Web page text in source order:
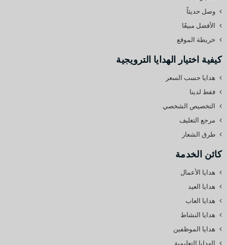
وصل حديثاً
الأفضل مبيعًا
خريطة الموقع
كيفية اختيار الهدايا الترويجية
هدايا حسب السعر
فقط لدينا
التخصيص الشخصي
مرجع التغليف
طرق الشعار
كائن الخدمة
هدايا الأعمال
هدايا العيد
هدايا العاب
هدايا النشاط
هدايا الموظفين
الهدايا التعليمية